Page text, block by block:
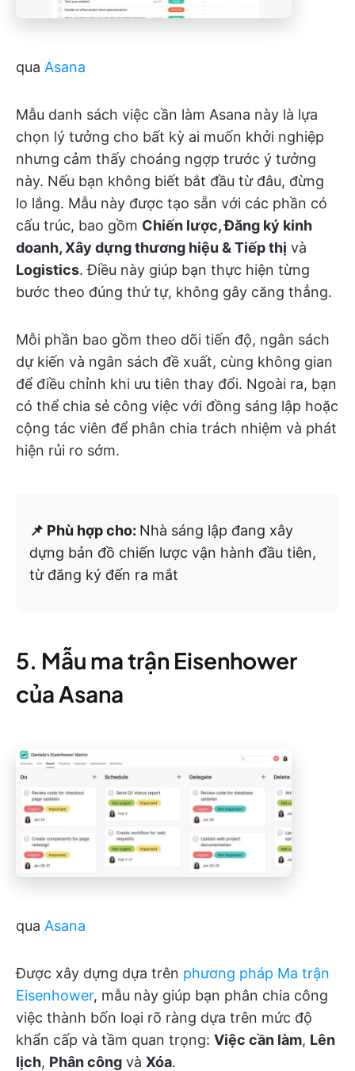
qua Asana
Mẫu danh sách việc cần làm Asana này là lựa
chọn lý tưởng cho bất kỳ ai muốn khởi nghiệp
nhưng cảm thấy choáng ngợp trước ý tưởng
này. Nếu bạn không biết bắt đầu từ đâu, đừng
lo lắng. Mẫu này được tạo sẵn với các phần có
cấu trúc, bao gồm Chiến lược, Đăng ký kinh
doanh, Xây dựng thương hiệu & Tiếp thị và
Logistics. Điều này giúp bạn thực hiện từng
bước theo đúng thứ tự, không gây căng thẳng.
Mỗi phần bao gồm theo dõi tiến độ, ngân sách
dự kiến và ngân sách đề xuất, cùng không gian
để điều chỉnh khi ưu tiên thay đổi. Ngoài ra, bạn
có thể chia sẻ công việc với đồng sáng lập hoặc
cộng tác viên để phân chia trách nhiệm và phát
hiện rủi ro sớm.
📌 Phù hợp cho: Nhà sáng lập đang xây
dựng bản đồ chiến lược vận hành đầu tiên,
từ đăng ký đến ra mắt
5. Mẫu ma trận Eisenhower
của Asana
qua Asana
Được xây dựng dựa trên phương pháp Ma trận
Eisenhower, mẫu này giúp bạn phân chia công
việc thành bốn loại rõ ràng dựa trên mức độ
khẩn cấp và tầm quan trọng: Việc cần làm, Lên
lịch, Phân công và Xóa.